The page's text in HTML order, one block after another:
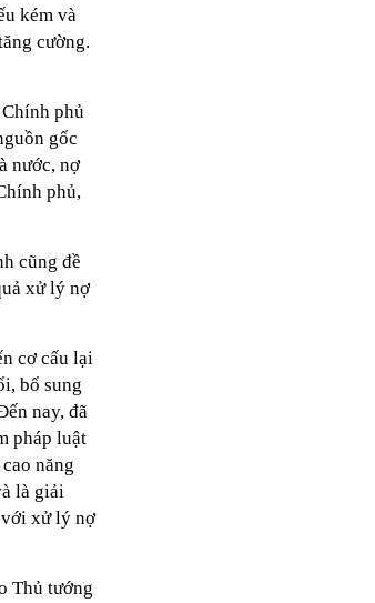
kém và
cường.
phủ
gốc
nước, nợ
phủ,
cũng đề
xử lý nợ
cơ cấu lại
bổ sung
nay, đã
pháp luật
năng
là giải
với xử lý nợ
Thủ tướng